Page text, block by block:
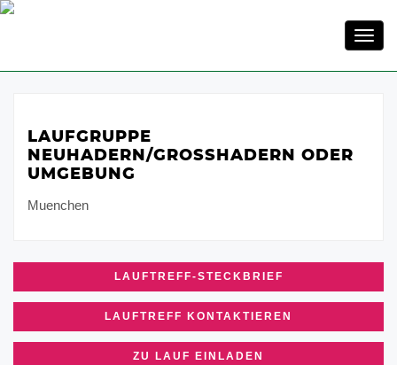
LAUFGRUPPE
NEUHADERN/GROSSHADERN ODER U
MGEBUNG
Muenchen
LAUFTREFF-STECKBRIEF
LAUFTREFF KONTAKTIEREN
ZU LAUF EINLADEN